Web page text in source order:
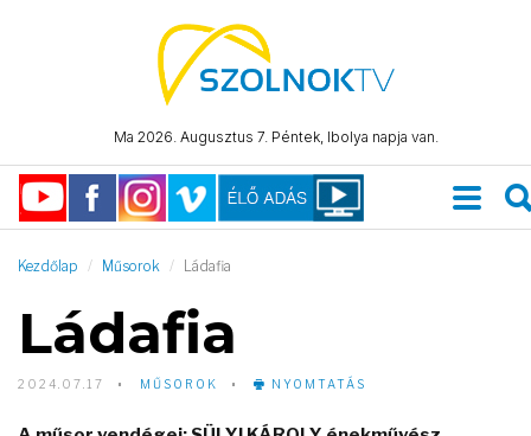
Ma 2026. Augusztus 7. Péntek, Ibolya napja van.
Kezdőlap Műsorok Ládafia
Ládafia
2024.07.17 MŰSOROK NYOMTATÁS